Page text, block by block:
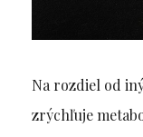
Na rozdiel od
zrýchľuje